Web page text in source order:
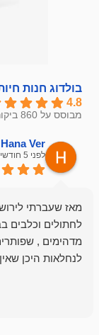
בולדוג חנות
4.8
מבוסס על 860 ביקורות
Hana Ver
לפני 5 חודשים
מאז שעברתי
לחתולים וכלבים
מדהימים ,
לנחלאות היכן